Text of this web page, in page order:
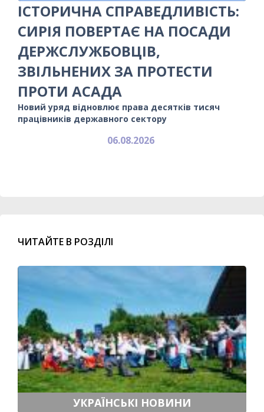
ІСТОРИЧНА СПРАВЕДЛИВІСТЬ:
СИРІЯ ПОВЕРТАЄ НА ПОСАДИ
ДЕРЖСЛУЖБОВЦІВ,
ЗВІЛЬНЕНИХ ЗА ПРОТЕСТИ
ПРОТИ АСАДА
Новий уряд відновлює права десятків тисяч
працівників державного сектору
06.08.2026
ЧИТАЙТЕ В РОЗДІЛІ
УКРАЇНСЬКІ НОВИНИ